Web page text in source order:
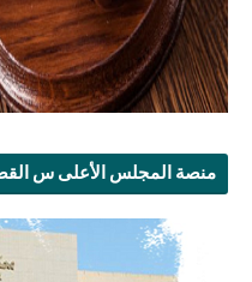
منصة المجلس الأعلى س